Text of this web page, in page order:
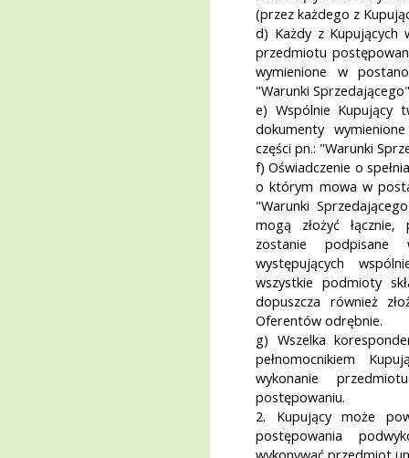
(przez każdego z
d) Każdy z Kupujących
przedmiotu
wymienione w
"Warunki
e) Wspólnie Kupujący
dokumenty
części pn.: "Warunki
f) Oświadczenie o
o którym mowa w
"Warunki
mogą złożyć
zostanie podpisane
występujących
wszystkie podmioty
dopuszcza również
Oferentów odrębnie.
g) Wszelka
pełnomocnikiem
wykonanie
postępowaniu.
2. Kupujący może
postępowania
wykonywać przedmiot